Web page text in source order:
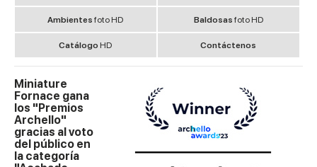
Ambientesfoto HD Baldosas foto HD
Catálogo HD Contáctenos
Miniature
Fornace gana
los "Premios
Archello"
gracias al voto
del público en
la categoría